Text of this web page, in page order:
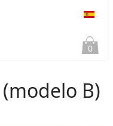
0
B)